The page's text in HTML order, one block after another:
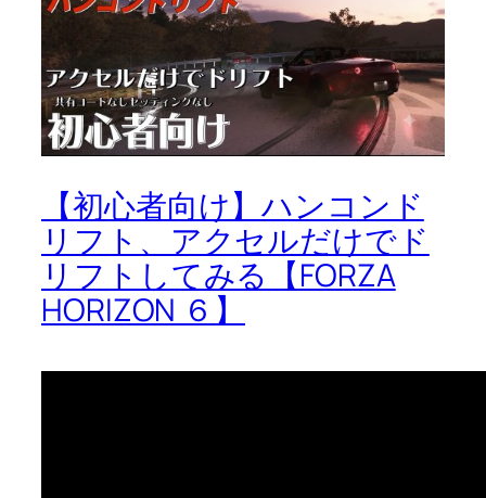
【初心者向け】ハンコンド
リフト、アクセルだけでド
リフトしてみる【FORZA
HORIZON ６】